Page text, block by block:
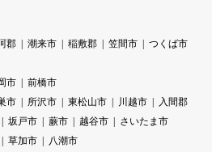
郡 潮来市 稲敷郡 笠間市
つくば市
市
前橋市
市 所沢市 東松山市 川越市
入間郡
坂戸市 蕨市 越谷市
さいたま市
草加市
八潮市